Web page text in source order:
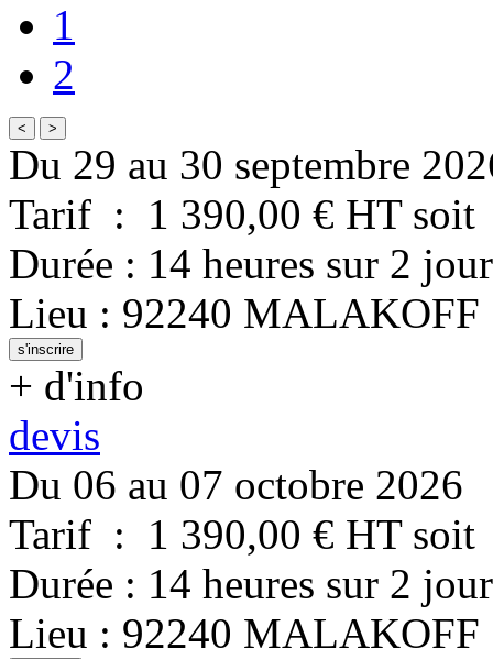
1
2
< >
Du 29 au 30 septembre
Tarif : 1 390,00 € HT soit
Durée : 14 heures sur 2
Lieu : 92240 MALAKOFF
s'inscrire
+ d'info
devis
Du 06 au 07 octobre 2026
Tarif : 1 390,00 € HT soit
Durée : 14 heures sur 2
Lieu : 92240 MALAKOFF